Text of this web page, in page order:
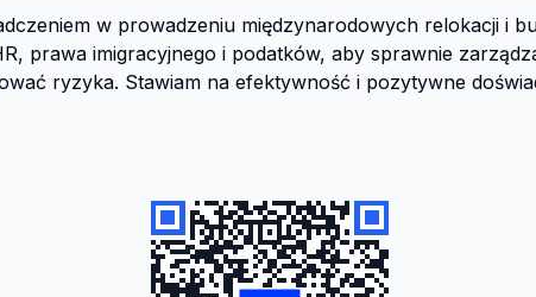
w prowadzeniu międzynarodowych relokacji i
prawa imigracyjnego i podatków, aby sprawnie
ryzyka. Stawiam na efektywność i pozytywne